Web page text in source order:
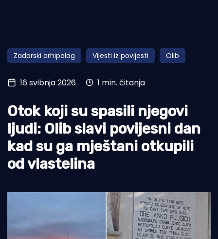
Obala
Otoci
Turizam i nautika
Pomorstvo
Ribolov
Ekologija
Tradicija i kultura
Zadarski arhipelag Vijesti iz povijesti Olib
16 svibnja 2026 1 min. čitanja
Otok koji su spasili njegovi
ljudi: Olib slavi povijesni dan
kad su ga mještani otkupili
od vlastelina